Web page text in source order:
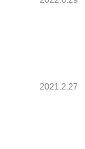
2021.2.27